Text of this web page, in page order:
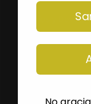
Envíos y
Métodos de
Política de
Política de